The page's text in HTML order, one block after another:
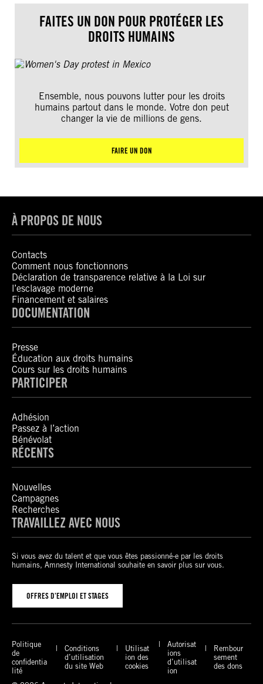
FAITES UN DON POUR PROTÉGER LES
DROITS HUMAINS
Ensemble, nous pouvons lutter pour les droits
humains partout dans le monde. Votre don peut
changer la vie de millions de gens.
FAIRE UN DON
À PROPOS DE NOUS
Contacts
Comment nous fonctionnons
Déclaration de transparence relative à la Loi sur
l’esclavage moderne
Financement et salaires
DOCUMENTATION
Presse
Éducation aux droits humains
Cours sur les droits humains
PARTICIPER
Adhésion
Passez à l’action
Bénévolat
RÉCENTS
Nouvelles
Campagnes
Recherches
TRAVAILLEZ AVEC NOUS
Si vous avez du talent et que vous êtes passionné-e par les droits
humains, Amnesty International souhaite en savoir plus sur vous.
OFFRES D’EMPLOI ET STAGES
Politique
de
confidentia
lité
Conditions
d’utilisation
du site Web
Utilisat
ion des
cookies
Autorisat
ions
d’utilisat
ion
Rembour
sement
des dons